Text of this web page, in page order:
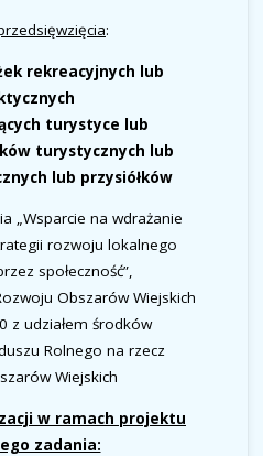
:
rekreacyjnych lub
turystyce lub
turystycznych lub
lub przysiółków
„Wsparcie na wdrażanie
rozwoju lokalnego
społeczność”,
Obszarów Wiejskich
z udziałem środków
Rolnego na rzecz
Wiejskich
w ramach projektu
zadania: